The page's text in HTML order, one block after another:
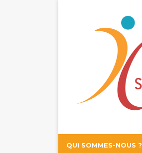
QUI SOMMES-NOUS ?